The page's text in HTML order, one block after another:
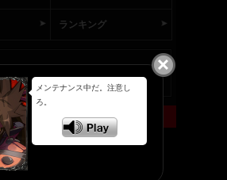
ランキング
(C) ARC SYSTEM WORKS
メンテナンス中だ。注意し
ろ。